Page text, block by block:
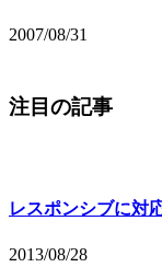
2007/08/31
注目の記事
レスポンシブに
2013/08/28